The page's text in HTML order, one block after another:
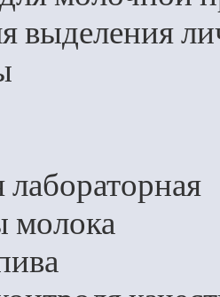
выделения
лабораторная
молока